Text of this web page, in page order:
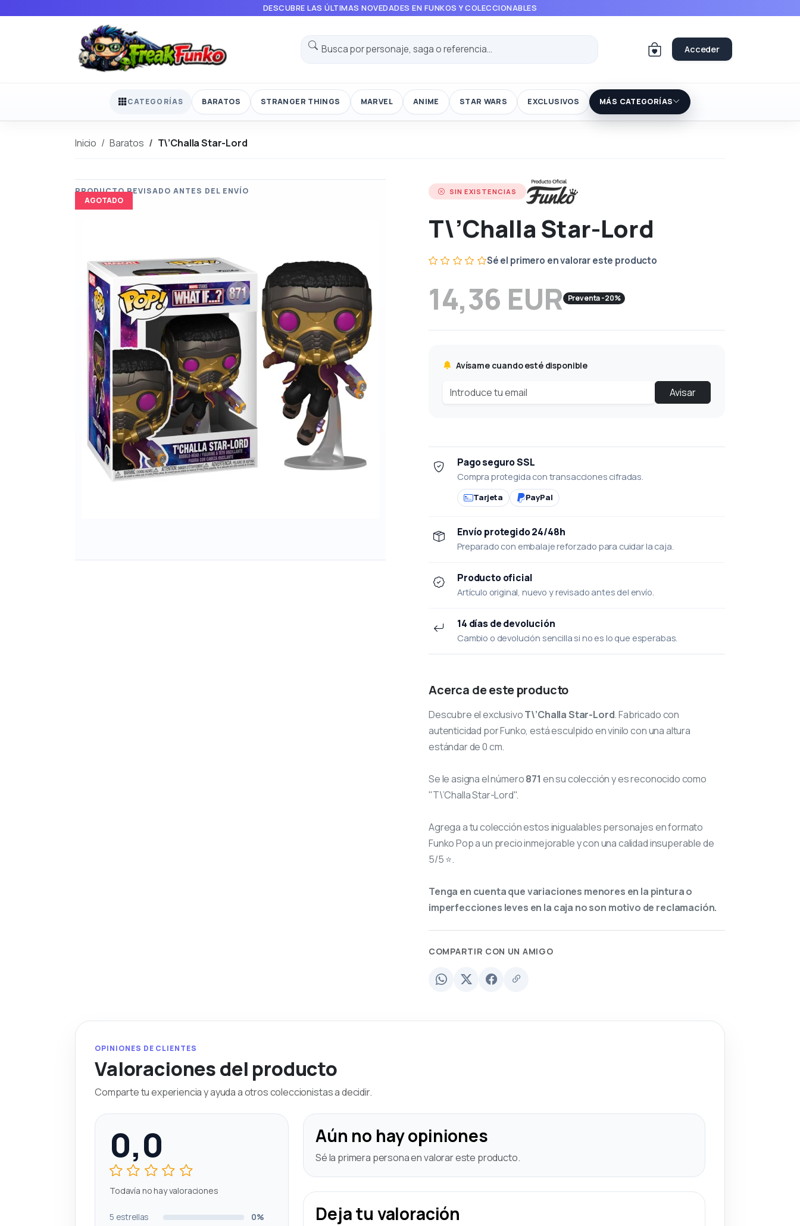
DESCUBRE LAS ÚLTIMAS NOVEDADES EN FUNKOS Y COLECCIONABLES
Acceder
CATEGORÍAS BARATOS STRANGER THINGS MARVEL ANIME STAR WARS EXCLUSIVOS MÁS CATEGORÍAS
Inicio Baratos T\’Challa Star-Lord
AGOTADO
SIN EXISTENCIAS
T\’Challa Star-Lord
Sé el primero en valorar este producto
14,36 EUR Preventa -20%
Avísame cuando esté disponible
Avisar
Pago seguro SSL
Compra protegida con transacciones cifradas.
Tarjeta PayPal
Envío protegido 24/48h
Preparado con embalaje reforzado para cuidar la caja.
Producto oficial
Artículo original, nuevo y revisado antes del envío.
14 días de devolución
Cambio o devolución sencilla si no es lo que esperabas.
Acerca de este producto
Descubre el exclusivoT\’Challa Star-Lord. Fabricado con
autenticidad por Funko, está esculpido en vinilo con una altura
estándar de 0 cm.
Se le asigna el número871 en su colección y es reconocido como
"T\’Challa Star-Lord".
Agrega a tu colección estos inigualables personajes en formato
Funko Pop a un precio inmejorable y con una calidad insuperable de
5/5 ⭐.
Tenga en cuenta que variaciones menores en la pintura o
imperfecciones leves en la caja no son motivo de reclamación.
COMPARTIR CON UN AMIGO
OPINIONES DE CLIENTES
Valoraciones del producto
Comparte tu experiencia y ayuda a otros coleccionistas a decidir.
0,0
Todavía no hay valoraciones
5 estrellas
0%
Aún no hay opiniones
Sé la primera persona en valorar este producto.
Deja tu valoración